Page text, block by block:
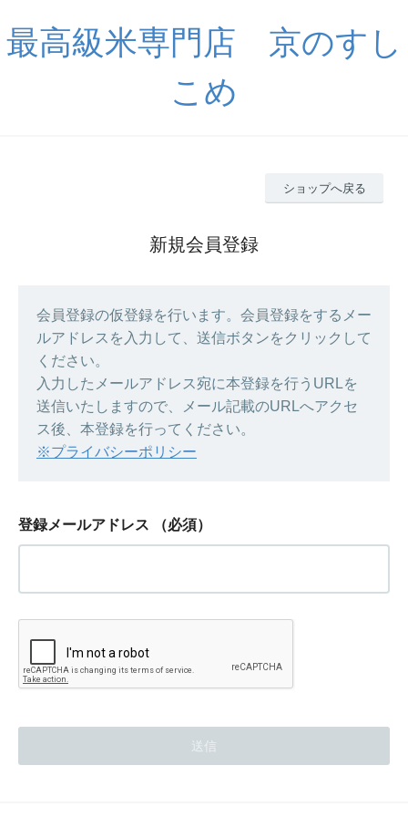
最高級米専門店 京のすし
こめ
ショップへ戻る
新規会員登録
会員登録の仮登録を行います。会員登録をするメー
ルアドレスを入力して、送信ボタンをクリックして
ください。
入力したメールアドレス宛に本登録を行うURLを
送信いたしますので、メール記載のURLへアクセ
ス後、本登録を行ってください。
※プライバシーポリシー
登録メールアドレス （必須）